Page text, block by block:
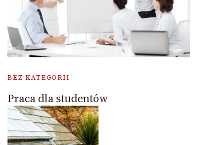
BEZ KATEGORII
Praca dla studentów